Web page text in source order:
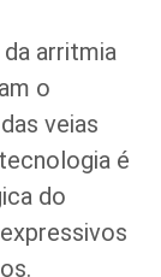
arritmia
o
veias
é
do